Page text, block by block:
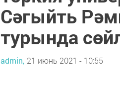
Сәгыйть
турында
admin, 21 июнь 2021 - 10:55